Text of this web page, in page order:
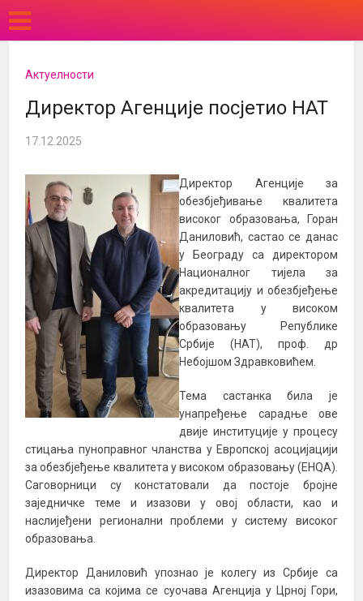
Актуелности
Директор Агенције посјетио НАТ
17.12.2025
Директор Агенције за
обезбјеђивање квалитета
високог образовања, Горан
Даниловић, састао се данас
у Београду са директором
Националног тијела за
акредитацију и обезбjеђење
квалитета у високом
образовању Републике
Србије (НАТ), проф. др
Небојшом Здравковићем.
Тема састанка била је
унапређење сарадње ове
двије институције у процесу
стицања пуноправног чланства у Европској асоцијацији
за обезбјеђење квалитета у високом образовању (ЕНQА).
Саговорници су констатовали да постоје бројне
заједничке теме и изазови у овој области, као и
наслијеђени регионални проблеми у систему високог
образовања.
Директор Даниловић упознао је колегу из Србије са
изазовима са којима се суочава Агенција у Црној Гори,